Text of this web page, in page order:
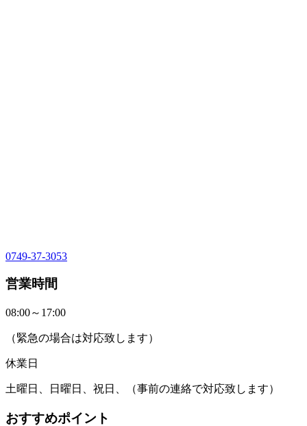
0749-37-3053
営業時間
08:00～17:00
（緊急の場合は対応致します）
休業日
土曜日、日曜日、祝日、（事前の連絡で対応致します）
おすすめポイント